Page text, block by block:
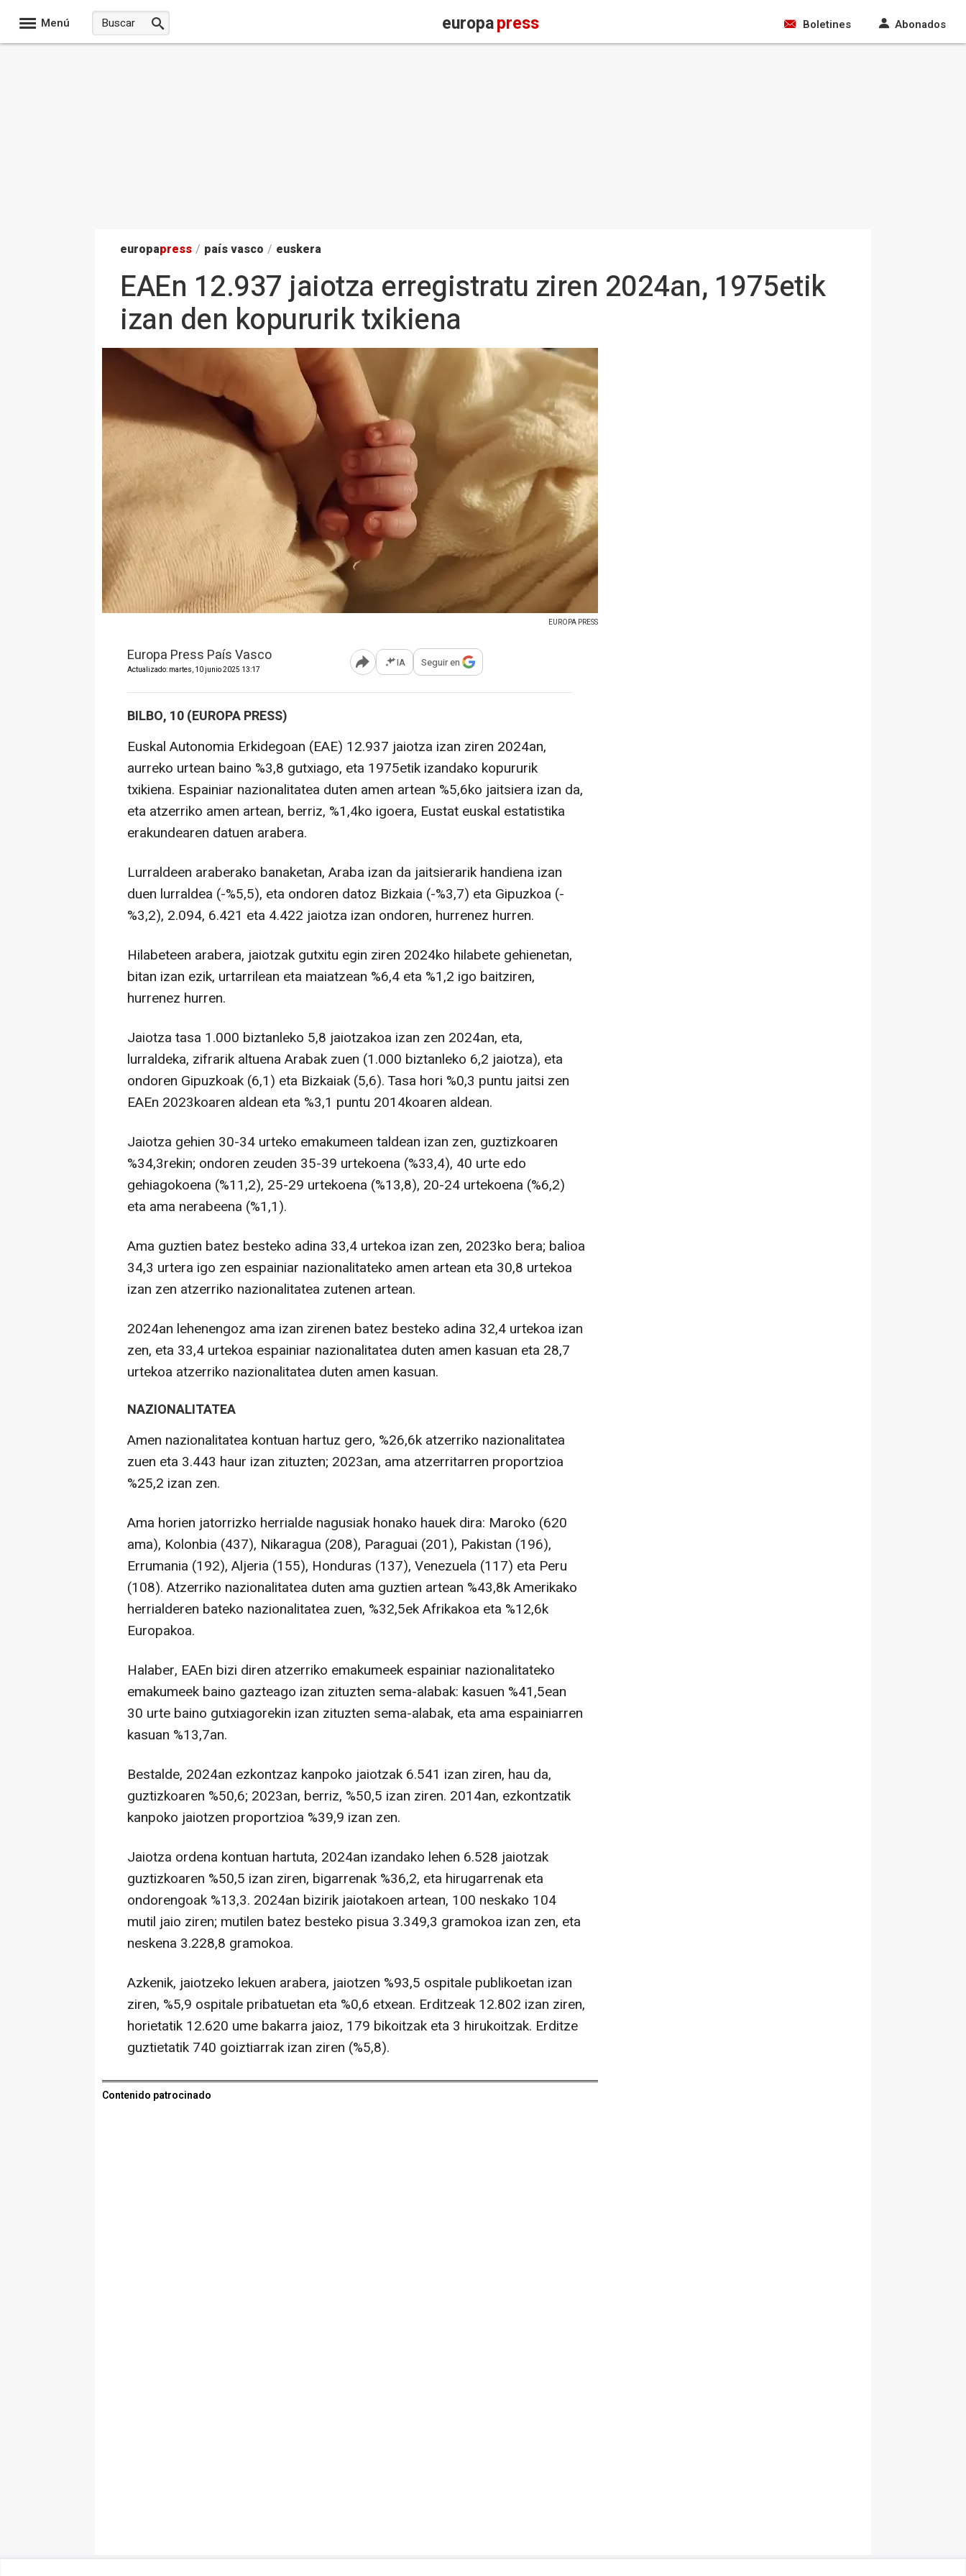
Menú europapress Boletines Abonados
europapress / país vasco / euskera
EAEn 12.937 jaiotza erregistratu ziren 2024an, 1975etik
izan den kopururik txikiena
EUROPA PRESS
Europa Press País Vasco
Actualizado: martes, 10 junio 2025 13:17 Abrir opciones para compartir
IA Seguir en
BILBO, 10 (EUROPA PRESS)
Euskal Autonomia Erkidegoan (EAE) 12.937 jaiotza izan ziren 2024an,
aurreko urtean baino %3,8 gutxiago, eta 1975etik izandako kopururik
txikiena. Espainiar nazionalitatea duten amen artean %5,6ko jaitsiera izan da,
eta atzerriko amen artean, berriz, %1,4ko igoera, Eustat euskal estatistika
erakundearen datuen arabera.
Lurraldeen araberako banaketan, Araba izan da jaitsierarik handiena izan
duen lurraldea (-%5,5), eta ondoren datoz Bizkaia (-%3,7) eta Gipuzkoa (-
%3,2), 2.094, 6.421 eta 4.422 jaiotza izan ondoren, hurrenez hurren.
Hilabeteen arabera, jaiotzak gutxitu egin ziren 2024ko hilabete gehienetan,
bitan izan ezik, urtarrilean eta maiatzean %6,4 eta %1,2 igo baitziren,
hurrenez hurren.
Jaiotza tasa 1.000 biztanleko 5,8 jaiotzakoa izan zen 2024an, eta,
lurraldeka, zifrarik altuena Arabak zuen (1.000 biztanleko 6,2 jaiotza), eta
ondoren Gipuzkoak (6,1) eta Bizkaiak (5,6). Tasa hori %0,3 puntu jaitsi zen
EAEn 2023koaren aldean eta %3,1 puntu 2014koaren aldean.
Jaiotza gehien 30-34 urteko emakumeen taldean izan zen, guztizkoaren
%34,3rekin; ondoren zeuden 35-39 urtekoena (%33,4), 40 urte edo
gehiagokoena (%11,2), 25-29 urtekoena (%13,8), 20-24 urtekoena (%6,2)
eta ama nerabeena (%1,1).
Ama guztien batez besteko adina 33,4 urtekoa izan zen, 2023ko bera; balioa
34,3 urtera igo zen espainiar nazionalitateko amen artean eta 30,8 urtekoa
izan zen atzerriko nazionalitatea zutenen artean.
2024an lehenengoz ama izan zirenen batez besteko adina 32,4 urtekoa izan
zen, eta 33,4 urtekoa espainiar nazionalitatea duten amen kasuan eta 28,7
urtekoa atzerriko nazionalitatea duten amen kasuan.
NAZIONALITATEA
Amen nazionalitatea kontuan hartuz gero, %26,6k atzerriko nazionalitatea
zuen eta 3.443 haur izan zituzten; 2023an, ama atzerritarren proportzioa
%25,2 izan zen.
Ama horien jatorrizko herrialde nagusiak honako hauek dira: Maroko (620
ama), Kolonbia (437), Nikaragua (208), Paraguai (201), Pakistan (196),
Errumania (192), Aljeria (155), Honduras (137), Venezuela (117) eta Peru
(108). Atzerriko nazionalitatea duten ama guztien artean %43,8k Amerikako
herrialderen bateko nazionalitatea zuen, %32,5ek Afrikakoa eta %12,6k
Europakoa.
Halaber, EAEn bizi diren atzerriko emakumeek espainiar nazionalitateko
emakumeek baino gazteago izan zituzten sema-alabak: kasuen %41,5ean
30 urte baino gutxiagorekin izan zituzten sema-alabak, eta ama espainiarren
kasuan %13,7an.
Bestalde, 2024an ezkontzaz kanpoko jaiotzak 6.541 izan ziren, hau da,
guztizkoaren %50,6; 2023an, berriz, %50,5 izan ziren. 2014an, ezkontzatik
kanpoko jaiotzen proportzioa %39,9 izan zen.
Jaiotza ordena kontuan hartuta, 2024an izandako lehen 6.528 jaiotzak
guztizkoaren %50,5 izan ziren, bigarrenak %36,2, eta hirugarrenak eta
ondorengoak %13,3. 2024an bizirik jaiotakoen artean, 100 neskako 104
mutil jaio ziren; mutilen batez besteko pisua 3.349,3 gramokoa izan zen, eta
neskena 3.228,8 gramokoa.
Azkenik, jaiotzeko lekuen arabera, jaiotzen %93,5 ospitale publikoetan izan
ziren, %5,9 ospitale pribatuetan eta %0,6 etxean. Erditzeak 12.802 izan ziren,
horietatik 12.620 ume bakarra jaioz, 179 bikoitzak eta 3 hirukoitzak. Erditze
guztietatik 740 goiztiarrak izan ziren (%5,8).
Contenido patrocinado